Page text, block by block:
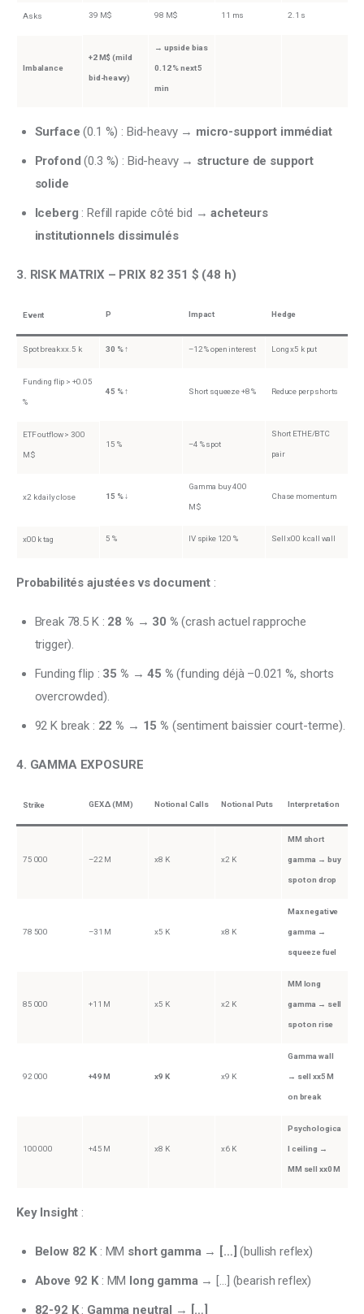
Asks 39 M$ 98 M$ 11 ms 2.1 s
Imbalance
+2 M$ (mild
bid-heavy)
→ upside bias
0.12 % next 5
min
Surface (0.1 %) : Bid-heavy → micro-support immédiat
Profond (0.3 %) : Bid-heavy → structure de support
solide
Iceberg : Refill rapide côté bid →acheteurs
institutionnels dissimulés
3. RISK MATRIX – PRIX 82 351 $ (48 h)
Event P Impact Hedge
Spot break xx.5 k 30 %↑ –12 % open interest Long x5 k put
Funding flip > +0.05
%
45 %↑ Short squeeze +8 % Reduce perp shorts
ETF outflow > 300
M$
15 % –4 % spot
Short ETHE/BTC
pair
x2 k daily close 15 %↓
Gamma buy 400
M$
Chase momentum
x00 k tag 5 % IV spike 120 % Sell x00 k call wall
Probabilités ajustées vs document :
Break 78.5 K : 28 % → 30 % (crash actuel rapproche
trigger).
Funding flip : 35 % → 45 % (funding déjà –0.021 %, shorts
overcrowded).
92 K break : 22 % → 15 % (sentiment baissier court-terme).
4. GAMMA EXPOSURE
Strike GEX Δ (MM) Notional Calls Notional Puts Interpretation
75 000 –22 M x8 K x2 K
MM short
gamma → buy
spot on drop
78 500 –31 M x5 K x8 K
Max negative
gamma →
squeeze fuel
85 000 +11 M x5 K x2 K
MM long
gamma → sell
spot on rise
92 000 +49 M x9 K x9 K
Gamma wall
→ sell xx5 M
on break
100 000 +45 M x8 K x6 K
Psychologica
l ceiling →
MM sell xx0 M
Key Insight :
Below 82 K: MM short gamma→ […] (bullish reflex)
Above 92 K: MM long gamma→ […] (bearish reflex)
82-92 K: Gamma neutral → […]